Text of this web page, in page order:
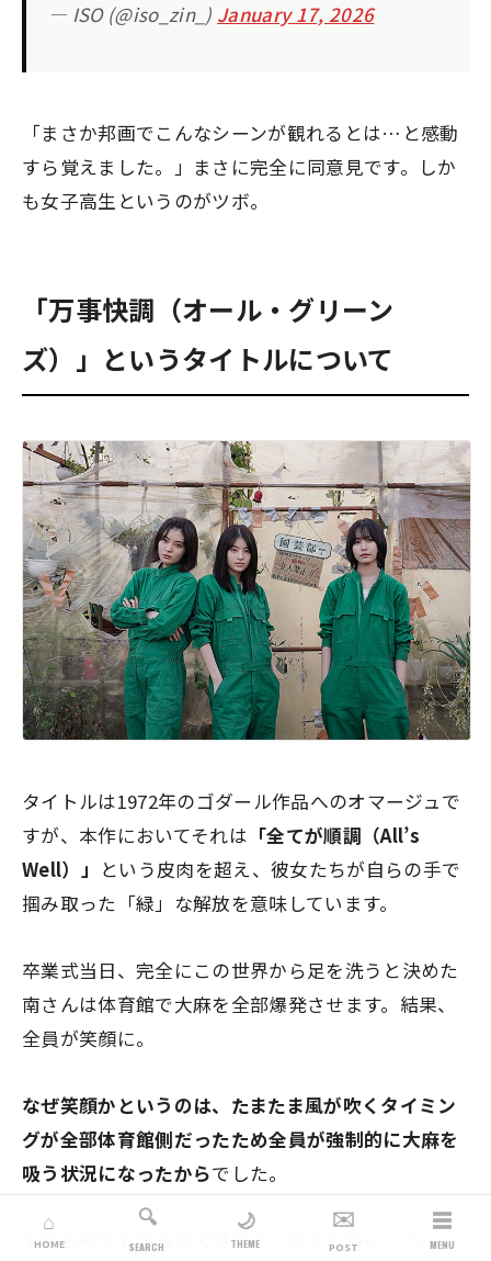
— ISO (@iso_zin_) January 17, 2026
「まさか邦画でこんなシーンが観れるとは…と感動
すら覚えました。」まさに完全に同意見です。しか
も女子高生というのがツボ。
「万事快調（オール・グリーン
ズ）」というタイトルについて
タイトルは1972年のゴダール作品へのオマージュで
すが、本作においてそれは 「全てが順調（All’s
Well）」 という皮肉を超え、彼女たちが自らの手で
掴み取った「緑」な解放を意味しています。
卒業式当日、完全にこの世界から足を洗うと決めた
南さんは体育館で大麻を全部爆発させます。結果、
全員が笑顔に。
なぜ笑顔かというのは、たまたま風が吹くタイミン
グが全部体育館側だったため全員が強制的に大麻を
吸う状況になったからでした。
生徒も先生も全員が大爆笑で、改めてTHC（ハイに
⌂
HOME
🔍
SEARCH
🌙
THEME
✉️
POST
☰
MENU